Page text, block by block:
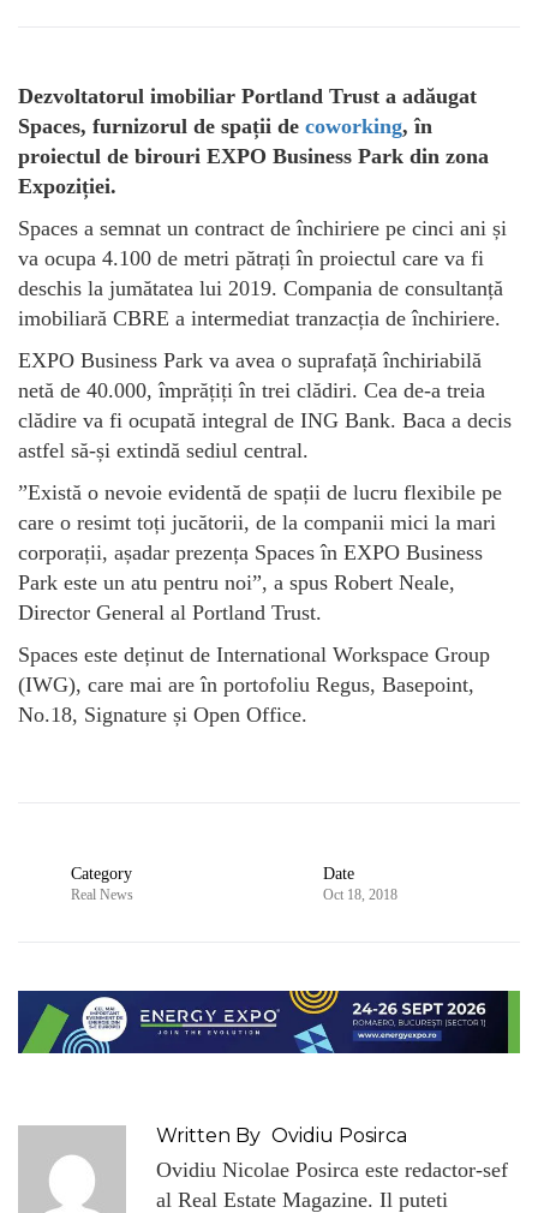
Dezvoltatorul imobiliar Portland Trust a adăugat
Spaces, furnizorul de spații de coworking, în
proiectul de birouri EXPO Business Park din zona
Expoziției.
Spaces a semnat un contract de închiriere pe cinci ani și
va ocupa 4.100 de metri pătrați în proiectul care va fi
deschis la jumătatea lui 2019. Compania de consultanță
imobiliară CBRE a intermediat tranzacția de închiriere.
EXPO Business Park va avea o suprafață închiriabilă
netă de 40.000, împrățiți în trei clădiri. Cea de-a treia
clădire va fi ocupată integral de ING Bank. Baca a decis
astfel să-și extindă sediul central.
”Există o nevoie evidentă de spații de lucru flexibile pe
care o resimt toți jucătorii, de la companii mici la mari
corporații, așadar prezența Spaces în EXPO Business
Park este un atu pentru noi”, a spus Robert Neale,
Director General al Portland Trust.
Spaces este deținut de International Workspace Group
(IWG), care mai are în portofoliu Regus, Basepoint,
No.18, Signature și Open Office.
Category
Real News
Date
Oct 18, 2018
Written By Ovidiu Posirca
Ovidiu Nicolae Posirca este redactor-sef
al Real Estate Magazine. Il puteti